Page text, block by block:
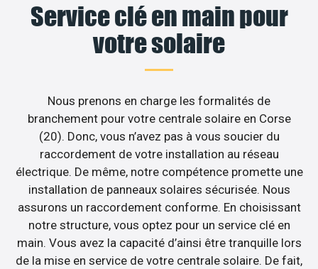
Service clé en main pour
votre solaire
Nous prenons en charge les formalités de
branchement pour votre centrale solaire en Corse
(20). Donc, vous n’avez pas à vous soucier du
raccordement de votre installation au réseau
électrique. De même, notre compétence promette une
installation de panneaux solaires sécurisée. Nous
assurons un raccordement conforme. En choisissant
notre structure, vous optez pour un service clé en
main. Vous avez la capacité d’ainsi être tranquille lors
de la mise en service de votre centrale solaire. De fait,